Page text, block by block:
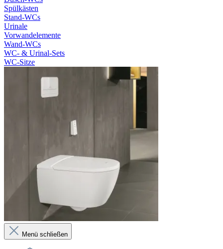
Spülkästen
Stand-WCs
Urinale
Vorwandelemente
Wand-WCs
WC- & Urinal-Sets
WC-Sitze
Menü schließen